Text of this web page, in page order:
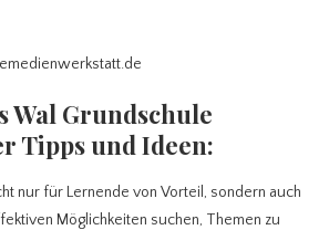
Wal Grundschule
Tipps und Ideen:
nur für Lernende von Vorteil, sondern auch
Möglichkeiten suchen, Themen zu